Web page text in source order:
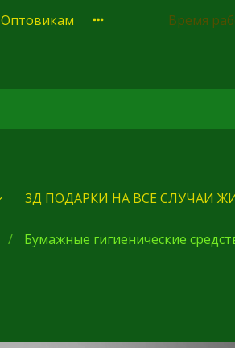
Оптовикам Время
3Д ПОДАРКИ НА ВСЕ СЛУЧАИ
Бумажные гигиенические